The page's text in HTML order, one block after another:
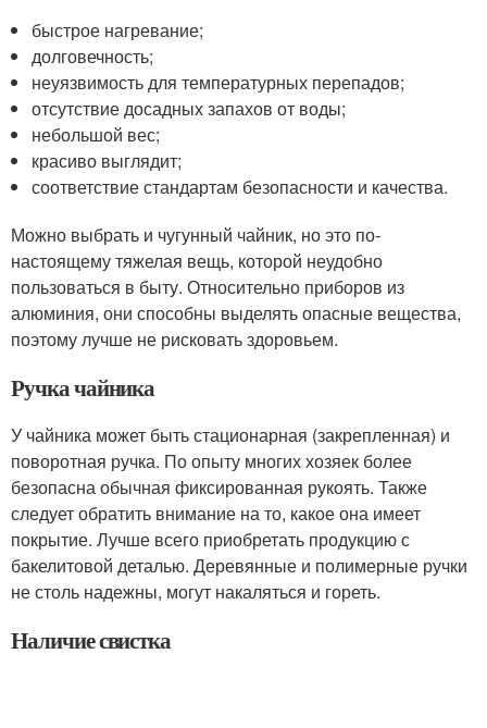
быстрое нагревание;
долговечность;
неуязвимость для температурных перепадов;
отсутствие досадных запахов от воды;
небольшой вес;
красиво выглядит;
соответствие стандартам безопасности и качества.
Можно выбрать и чугунный чайник, но это по-
настоящему тяжелая вещь, которой неудобно
пользоваться в быту. Относительно приборов из
алюминия, они способны выделять опасные вещества,
поэтому лучше не рисковать здоровьем.
Ручка чайника
У чайника может быть стационарная (закрепленная) и
поворотная ручка. По опыту многих хозяек более
безопасна обычная фиксированная рукоять. Также
следует обратить внимание на то, какое она имеет
покрытие. Лучше всего приобретать продукцию с
бакелитовой деталью. Деревянные и полимерные ручки
не столь надежны, могут накаляться и гореть.
Наличие свистка